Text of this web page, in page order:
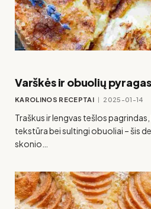
Varškės ir obuolių pyragas
KAROLINOS RECEPTAI 2025-01-14
Traškus ir lengvas tešlos
tekstūra bei sultingi obuoliai – šis
skonio…